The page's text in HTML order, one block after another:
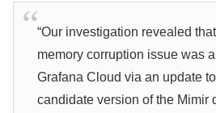
“Our investigation revealed
memory corruption issue was
Grafana Cloud via an update
candidate version of the Mimir